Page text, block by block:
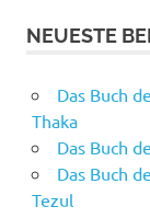
NEUESTE
Das Buch
Thaka
Das Buch
Das Buch
Tezul